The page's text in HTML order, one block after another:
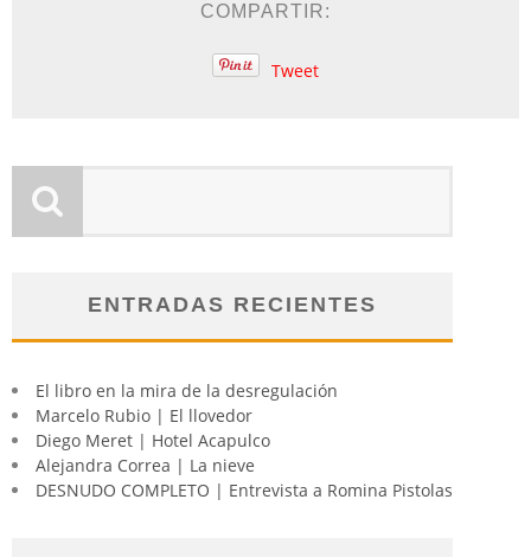
COMPARTIR:
Tweet
ENTRADAS RECIENTES
El libro en la mira de la desregulación
Marcelo Rubio | El llovedor
Diego Meret | Hotel Acapulco
Alejandra Correa | La nieve
DESNUDO COMPLETO | Entrevista a Romina Pistolas